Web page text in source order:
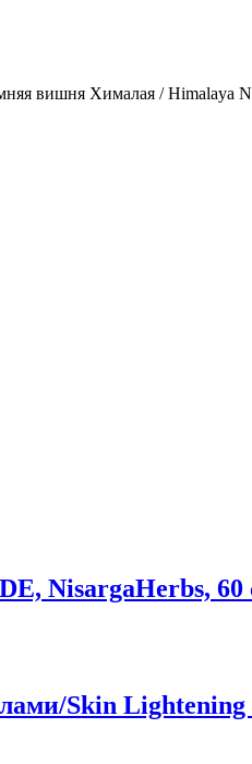
вишня Хималая / Himalaya
NisargaHerbs, 60
Skin Lightening